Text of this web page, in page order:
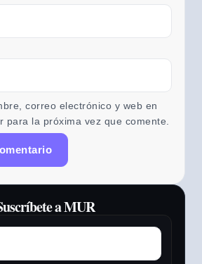
correo electrónico y web en
para la próxima vez que comente.
a MUR